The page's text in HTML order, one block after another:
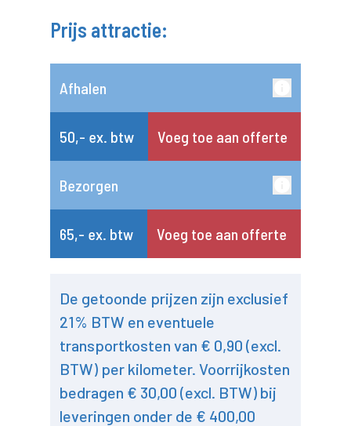
Prijs attractie:
Afhalen
50,- ex. btw Voeg toe aan offerte
Bezorgen
65,- ex. btw Voeg toe aan offerte
De getoonde prijzen zijn exclusief
21% BTW en eventuele
transportkosten van € 0,90 (excl.
BTW) per kilometer. Voorrijkosten
bedragen € 30,00 (excl. BTW) bij
leveringen onder de € 400,00